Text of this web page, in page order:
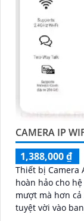
CAMERA IP
1,388,000 ₫
Thiết bị Camera
hoàn hảo cho hệ
mượt mà hơn cả
tuyệt vời vào